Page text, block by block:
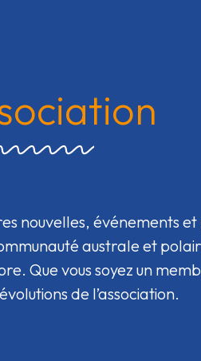
nouvelles, événements
australe et
Que vous soyez un
de l’association.